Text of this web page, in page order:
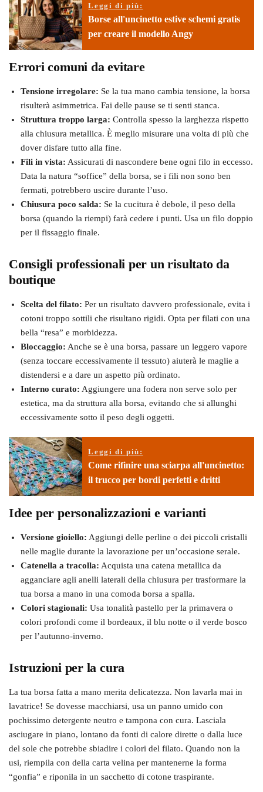
Leggi di più:
Borse all'uncinetto estive schemi gratis
per creare il modello Angy
Errori comuni da evitare
Tensione irregolare: Se la tua mano cambia tensione, la borsa
risulterà asimmetrica. Fai delle pause se ti senti stanca.
Struttura troppo larga: Controlla spesso la larghezza rispetto
alla chiusura metallica. È meglio misurare una volta di più che
dover disfare tutto alla fine.
Fili in vista: Assicurati di nascondere bene ogni filo in eccesso.
Data la natura “soffice” della borsa, se i fili non sono ben
fermati, potrebbero uscire durante l’uso.
Chiusura poco salda: Se la cucitura è debole, il peso della
borsa (quando la riempi) farà cedere i punti. Usa un filo doppio
per il fissaggio finale.
Consigli professionali per un risultato da
boutique
Scelta del filato: Per un risultato davvero professionale, evita i
cotoni troppo sottili che risultano rigidi. Opta per filati con una
bella “resa” e morbidezza.
Bloccaggio: Anche se è una borsa, passare un leggero vapore
(senza toccare eccessivamente il tessuto) aiuterà le maglie a
distendersi e a dare un aspetto più ordinato.
Interno curato: Aggiungere una fodera non serve solo per
estetica, ma da struttura alla borsa, evitando che si allunghi
eccessivamente sotto il peso degli oggetti.
Leggi di più:
Come rifinire una sciarpa all'uncinetto:
il trucco per bordi perfetti e dritti
Idee per personalizzazioni e varianti
Versione gioiello: Aggiungi delle perline o dei piccoli cristalli
nelle maglie durante la lavorazione per un’occasione serale.
Catenella a tracolla: Acquista una catena metallica da
agganciare agli anelli laterali della chiusura per trasformare la
tua borsa a mano in una comoda borsa a spalla.
Colori stagionali: Usa tonalità pastello per la primavera o
colori profondi come il bordeaux, il blu notte o il verde bosco
per l’autunno-inverno.
Istruzioni per la cura
La tua borsa fatta a mano merita delicatezza. Non lavarla mai in
lavatrice! Se dovesse macchiarsi, usa un panno umido con
pochissimo detergente neutro e tampona con cura. Lasciala
asciugare in piano, lontano da fonti di calore dirette o dalla luce
del sole che potrebbe sbiadire i colori del filato. Quando non la
usi, riempila con della carta velina per mantenerne la forma
“gonfia” e riponila in un sacchetto di cotone traspirante.